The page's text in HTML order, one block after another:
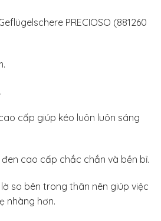
PRECIOSO (881260
cấp giúp kéo luôn luôn sáng
cao cấp chắc chắn và bền bỉ.
so bên trong thân nên giúp việc
nhàng hơn.